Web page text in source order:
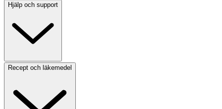
Hjälp och support
Recept och läkemedel